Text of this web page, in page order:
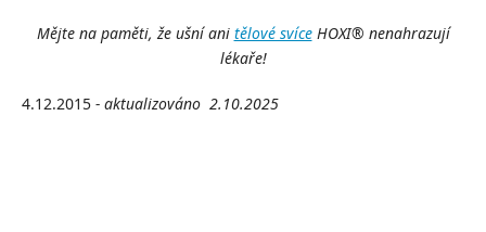
Mějte na paměti, že ušní ani tělové svíceHOXI® nenahrazují
lékaře!
4.12.2015 - aktualizováno 2.10.2025